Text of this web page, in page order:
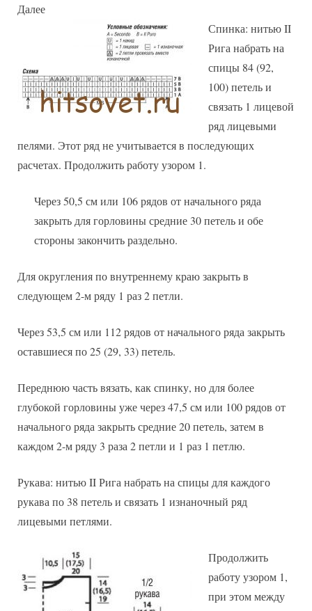
Далее
Спинка: нитью II
Рига набрать на
спицы 84 (92,
100) петель и
связать 1 лицевой
ряд лицевыми
пелями. Этот ряд не учитывается в последующих
расчетах. Продолжить работу узором 1.
Через 50,5 см или 106 рядов от начального ряда
закрыть для горловины средние 30 петель и обе
стороны закончить раздельно.
Для округления по внутреннему краю закрыть в
следующем 2-м ряду 1 раз 2 петли.
Через 53,5 см или 112 рядов от начального ряда закрыть
оставшиеся по 25 (29, 33) петель.
Переднюю часть вязать, как спинку, но для более
глубокой горловины уже через 47,5 см или 100 рядов от
начального ряда закрыть средние 20 петель, затем в
каждом 2-м ряду 3 раза 2 петли и 1 раз 1 петлю.
Рукава: нитью II Рига набрать на спицы для каждого
рукава по 38 петель и связать 1 изнаночный ряд
лицевыми петлями.
Продолжить
работу узором 1,
при этом между